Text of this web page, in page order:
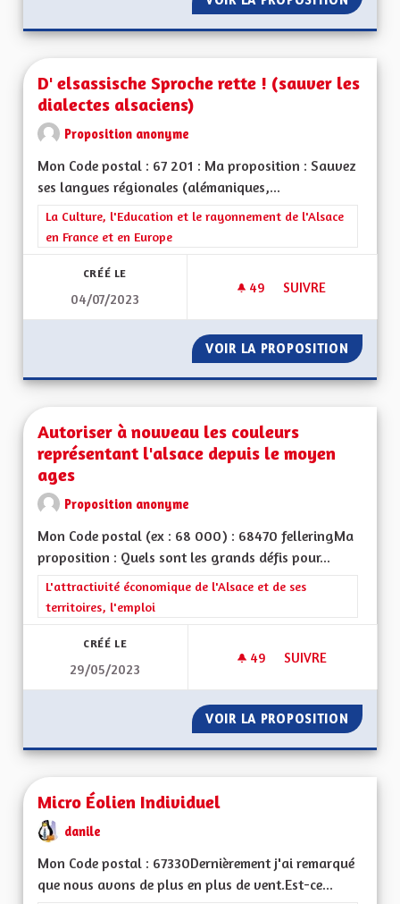
D' elsassische Sproche rette ! (sauver les
dialectes alsaciens)
Proposition anonyme
Mon Code postal : 67 201 : Ma proposition : Sauvez
ses langues régionales (alémaniques,...
Filtrer les résultats de la catégorie : La Culture, l'Education et
La Culture, l'Education et le rayonnement de l'Alsace
en France et en Europe
CRÉÉ LE
04/07/2023
49 49 ABONNÉS
SUIVRE
VOIR LA PROPOSITION D'
Autoriser à nouveau les couleurs
représentant l'alsace depuis le moyen
ages
Proposition anonyme
Mon Code postal (ex : 68 000) : 68470 felleringMa
proposition : Quels sont les grands défis pour...
Filtrer les résultats de la catégorie : L'attractivité
L'attractivité économique de l'Alsace et de ses
territoires, l'emploi
CRÉÉ LE
29/05/2023
49 49 ABONNÉS
SUIVRE
VOIR LA PROPOSITION
Micro Éolien Individuel
danile
Mon Code postal : 67330Dernièrement j'ai remarqué
que nous avons de plus en plus de vent.Est-ce...